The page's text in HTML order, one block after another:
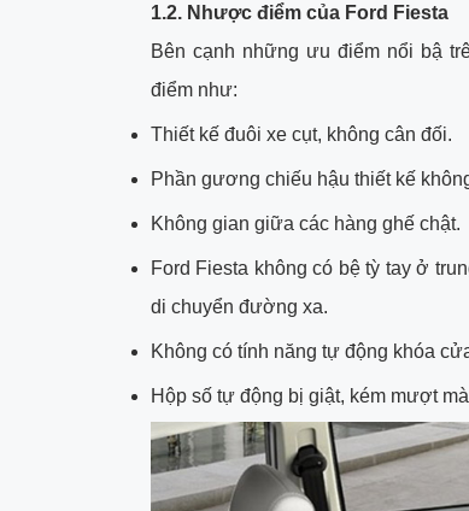
1.2. Nhược điểm của Ford Fiesta
Bên cạnh những ưu điểm nổi bậ
điểm như:
Thiết kế đuôi xe cụt, không cân đối.
Phần gương chiếu hậu thiết kế
Không gian giữa các hàng ghế chật.
Ford Fiesta không có bệ tỳ tay ở
di chuyển đường xa.
Không có tính năng tự động khóa
Hộp số tự động bị giật, kém mượt